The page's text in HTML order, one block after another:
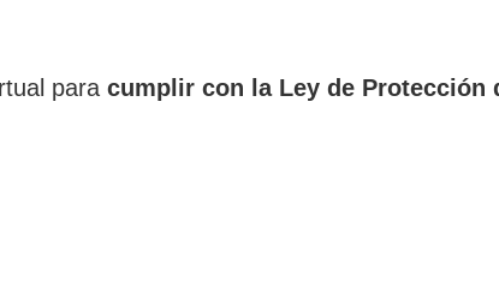
para cumplir con la Ley de Protección